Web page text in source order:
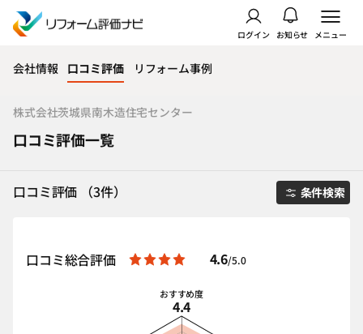
ログイン お知らせ メニュー
会社情報 口コミ評価 リフォーム事例
株式会社茨城県南木造住宅センター
口コミ評価一覧
口コミ評価 （3件） 条件検索
口コミ総合評価 4.6/5.0
おすすめ度
4.4